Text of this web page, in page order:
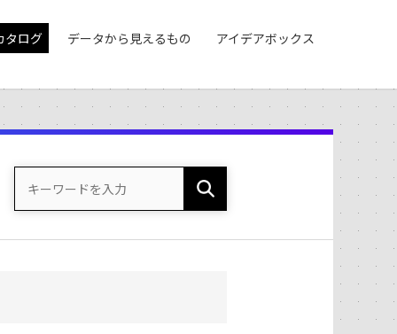
タログ データから見えるもの アイデアボックス